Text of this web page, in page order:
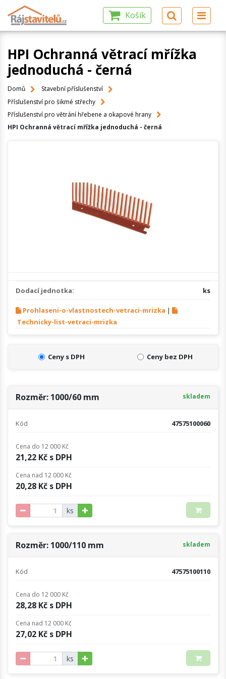
Košík
HPI Ochranná větrací mřížka
jednoduchá - černá
Domů
Stavební příslušenství
Příslušenství pro šikmé střechy
Příslušenství pro větrání hřebene a okapové hrany
HPI Ochranná větrací mřížka jednoduchá - černá
Dodací jednotka: ks
Prohlaseni-o-vlastnostech-vetraci-mrizka |
Technicky-list-vetraci-mrizka
Ceny s DPH Ceny bez DPH
Rozměr: 1000/60 mm skladem
Kód 47575100060
Cena do 12 000 Kč
21,22 Kč s DPH
Cena nad 12 000 Kč
20,28 Kč s DPH
ks
Rozměr: 1000/110 mm skladem
Kód 47575100110
Cena do 12 000 Kč
28,28 Kč s DPH
Cena nad 12 000 Kč
27,02 Kč s DPH
ks